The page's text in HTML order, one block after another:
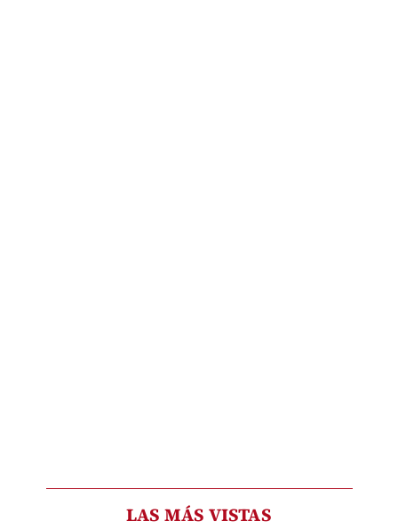
LAS MÁS VISTAS